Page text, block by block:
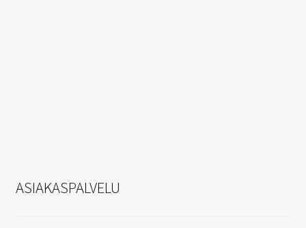
ASIAKASPALVELU